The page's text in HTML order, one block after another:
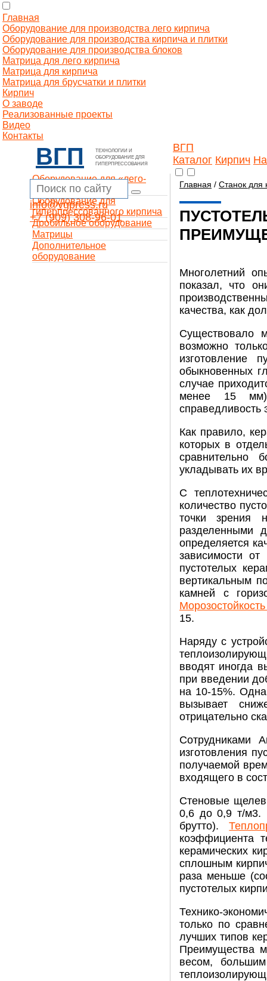
Главная
Оборудование для производства лего кирпича
Оборудование для производства кирпича и плитки
Оборудование для производства блоков
Матрица для лего кирпича
Матрица для кирпича
Матрица для брусчатки и плитки
Кирпич
О заводе
Реализованные проекты
Видео
Контакты
ВГП
ТЕХНОЛОГИИ И
ОБОРУДОВАНИЕ ДЛЯ
ГИПЕРПРЕССОВАНИЯ
ВГП
Каталог Кирпич
info@vgpress.ru
+7 (909) 308-96-01
Оборудование для «лего-
кирпича»
Оборудование для
гиперпрессованного кирпича
Дробильное оборудование
Матрицы
Дополнительное
оборудование
Главная / Станок для
Многолетний
показал, что
качества, как
Существовало
возможно
изготовление
обыкновенных
случае
менее 15 мм).
справедливость
Как правило,
которых в
укладывать их
С
количество
точки зрения
разделенными
определяется
зависимости
пустотелых
вертикальным
камней с
15.
Наряду с
вводят иногда
при введении
на 10-15%.
вызывает
отрицательно
Сотрудниками
изготовления
получаемой
входящего в
Стеновые
0,6 до 0,9 т/м3.
брутто).
коэффициента
керамических
сплошным
раза меньше
пустотелых
Технико-
только по
лучших типов
Преимущества
весом,